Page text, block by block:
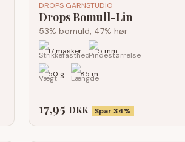
DROPS GARNSTUDIO
Drops Bomull-Lin
53% bomuld, 47% hør
17 masker 5 mm
50 g 85 m
17,95 DKK Spar 34%